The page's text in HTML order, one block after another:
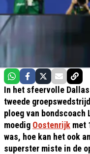
In het sfeervolle
tweede
ploeg van bondscoach
moedig Oostenrijk met
was, hoe kan het ook
superster miste in de